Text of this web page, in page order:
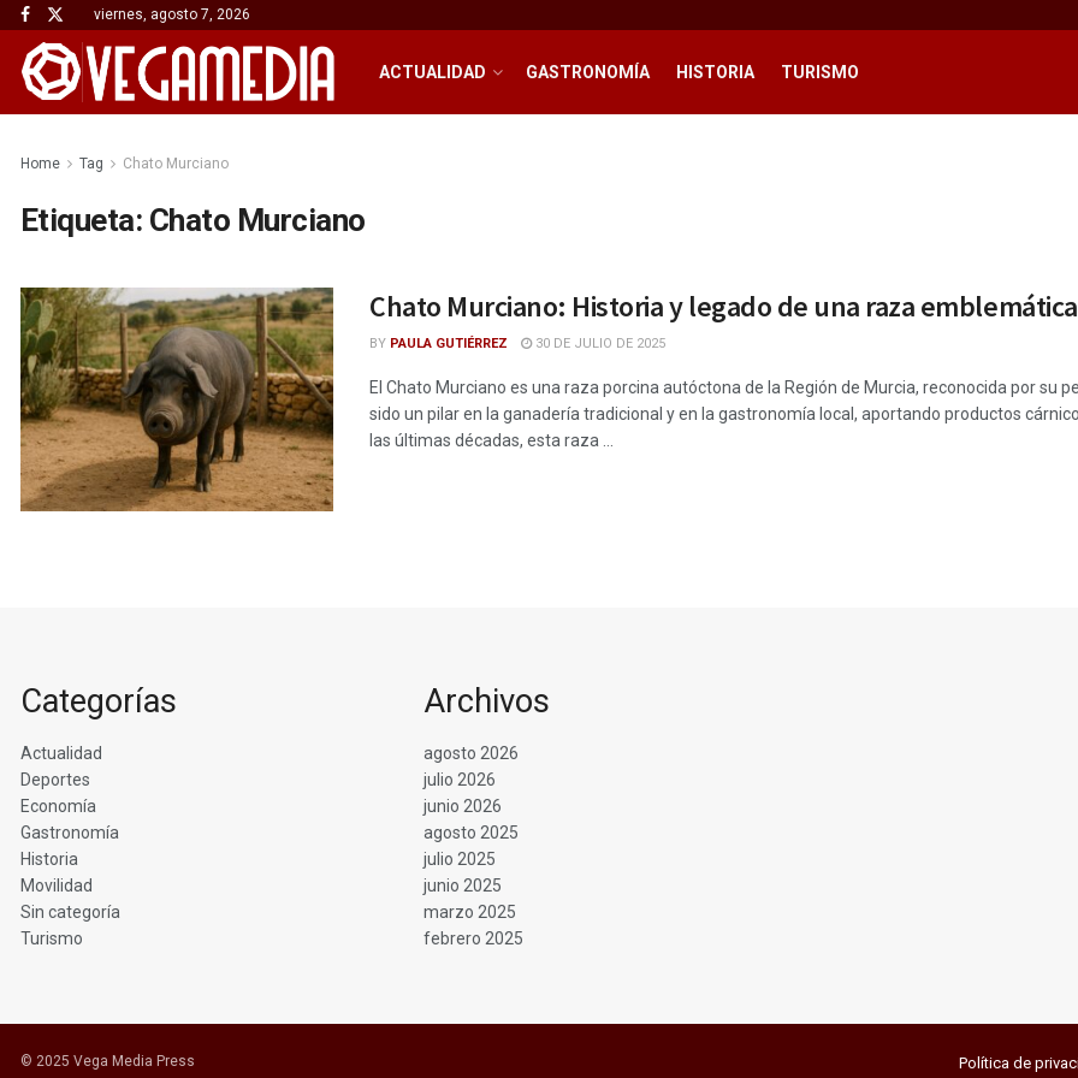
viernes, agosto 7, 2026
ACTUALIDAD GASTRONOMÍA HISTORIA TURISMO
Home Tag Chato Murciano
Etiqueta: Chato Murciano
Chato Murciano: Historia y legado de una raza
BY PAULA GUTIÉRREZ 30 DE JULIO DE 2025
El Chato Murciano es una raza porcina autóctona de la Región de Murcia, reconocida por su
sido un pilar en la ganadería tradicional y en la gastronomía local, aportando productos
las últimas décadas, esta raza ...
Categorías
Actualidad
Deportes
Economía
Gastronomía
Historia
Movilidad
Sin categoría
Turismo
Archivos
agosto 2026
julio 2026
junio 2026
agosto 2025
julio 2025
junio 2025
marzo 2025
febrero 2025
Política de
© 2025 Vega Media Press